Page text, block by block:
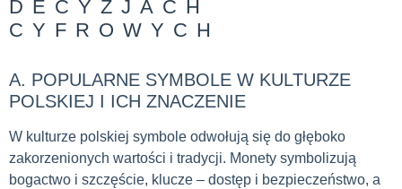
DECYZJACH
CYFROWYCH
A. POPULARNE SYMBOLE W KULTURZE
POLSKIEJ I ICH ZNACZENIE
W kulturze polskiej symbole odwołują się do głęboko
zakorzenionych wartości i tradycji. Monety symbolizują
bogactwo i szczęście, klucze – dostęp i bezpieczeństwo, a